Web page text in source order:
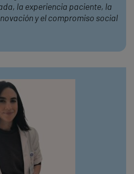
la experiencia paciente, la
y el compromiso social